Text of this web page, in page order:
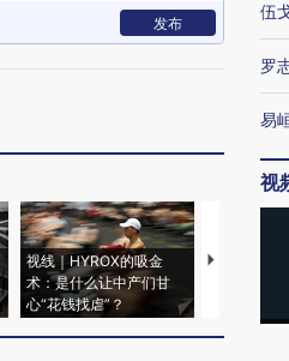
发布
视线｜HYROX的吸金
术：是什么让中产们甘
心“花钱找虐”？
马航飞行员
伍
罗
易
视